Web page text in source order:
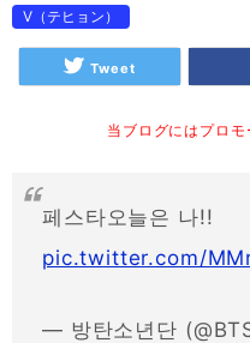
V（テヒョン）
Tweet
当ブログにはプロ
페스타오늘은 나!!
pic.twitter.com/
— 방탄소년단